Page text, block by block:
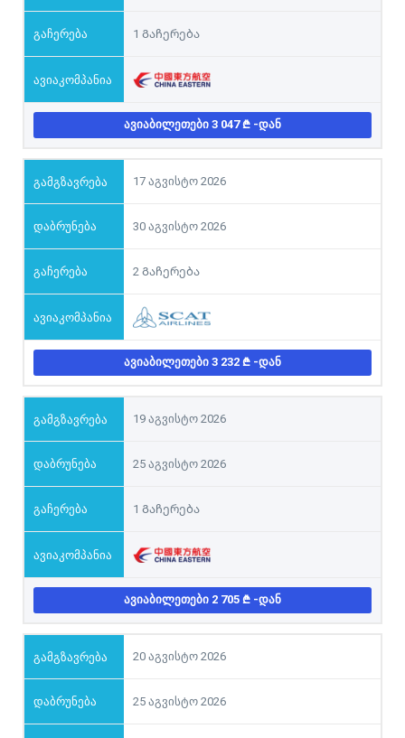
1 Გაჩერება
ᲐᲕᲘᲐᲑᲘᲚᲔᲗᲔᲑᲘ 3 047 -ᲓᲐᲜ
17 აგვისტო 2026
30 აგვისტო 2026
2 Გაჩერება
ᲐᲕᲘᲐᲑᲘᲚᲔᲗᲔᲑᲘ 3 232 -ᲓᲐᲜ
19 აგვისტო 2026
25 აგვისტო 2026
1 Გაჩერება
ᲐᲕᲘᲐᲑᲘᲚᲔᲗᲔᲑᲘ 2 705 -ᲓᲐᲜ
20 აგვისტო 2026
25 აგვისტო 2026